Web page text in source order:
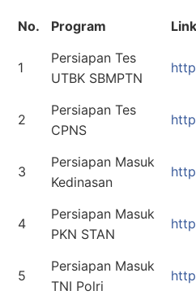
No. Program
1
Persiapan Tes
UTBK SBMPTN
2
Persiapan Tes
CPNS
3
Persiapan Masuk
Kedinasan
4
Persiapan Masuk
PKN STAN
5
Persiapan Masuk
TNI Polri